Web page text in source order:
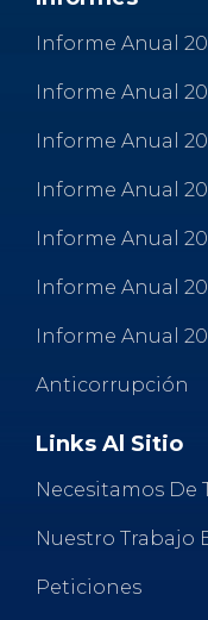
Informe Anual
Informe Anual
Informe Anual
Informe Anual
Informe Anual
Informe Anual
Informe Anual
Anticorrupción
Links Al Sitio
Necesitamos De
Nuestro Trabajo
Peticiones